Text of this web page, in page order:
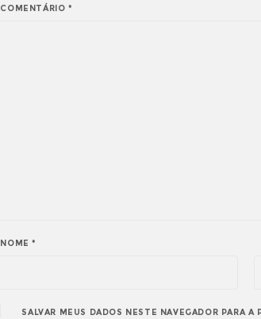
COMENTÁRIO *
NOME*
SALVAR MEUS DADOS NESTE NAVEGADOR PARA